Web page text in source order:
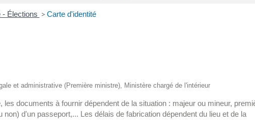
- Élections > Carte d'identité
et administrative (Première ministre), Ministère chargé de l'intérieur
les documents à fournir dépendent de la situation : majeur ou mineur,
d'un passeport,... Les délais de fabrication dépendent du lieu et de la